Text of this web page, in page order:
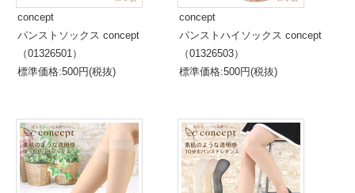
concept
パンストソックス concept
（01326501）
標準価格:500円(税抜)
concept
パンストハイソックス concept
（01326503）
標準価格:500円(税抜)